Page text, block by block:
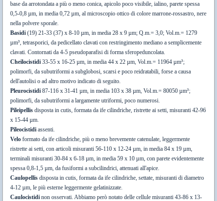
base da arrotondata a più o meno conica, apicolo poco visibile, ialino, parete spessa
0,5-0,8 µm, in media 0,72 µm, al microscopio ottico di colore marrone-rossastro, nere
nella polvere sporale.
Basidi (19) 21-33 (37) x 8-10 µm, in media 28 x 9 µm; Q.m.= 3,0; Vol.m.= 1279
µm³, tetrasporici, da pedicellato clavati con restringimento mediano a semplicemente
clavati. Contornati da 4-5 pseudoparafisi di forma sferopeduncolata.
Cheilocistidi 33-55 x 16-25 µm, in media 44 x 22 µm, Vol.m.= 11964 µm³;
polimorfi, da subutriformi a subglobosi, scarsi e poco reidratabili, forse a causa
dell'autolisi o ad altro motivo indicato di seguito.
Pleurocistidi 87-116 x 31-41 µm, in media 103 x 38 µm, Vol.m.= 80050 µm³;
polimorfi, da subutriformi a largamente utriformi, poco numerosi.
Pileipellis disposta in cutis, formata da ife cilindriche, ristrette ai setti, misuranti 42-96
x 15-44 µm.
Pileocistidi assenti.
Velo formato da ife cilindriche, più o meno brevemente catenulate, leggermente
ristrette ai setti, con articoli misuranti 56-110 x 12-24 µm, in media 84 x 19 µm,
terminali misuranti 30-84 x 6-18 µm, in media 59 x 10 µm, con parete evidentemente
spessa 0,8-1,5 µm, da fusiformi a subcilindrici, attenuati all'apice.
Caulopellis disposta in cutis, formata da ife cilindriche, settate, misuranti di diametro
4-12 µm, le più esterne leggermente gelatinizzate.
Caulocistidi non osservati. Abbiamo però notato delle cellule misuranti 43-86 x 13-